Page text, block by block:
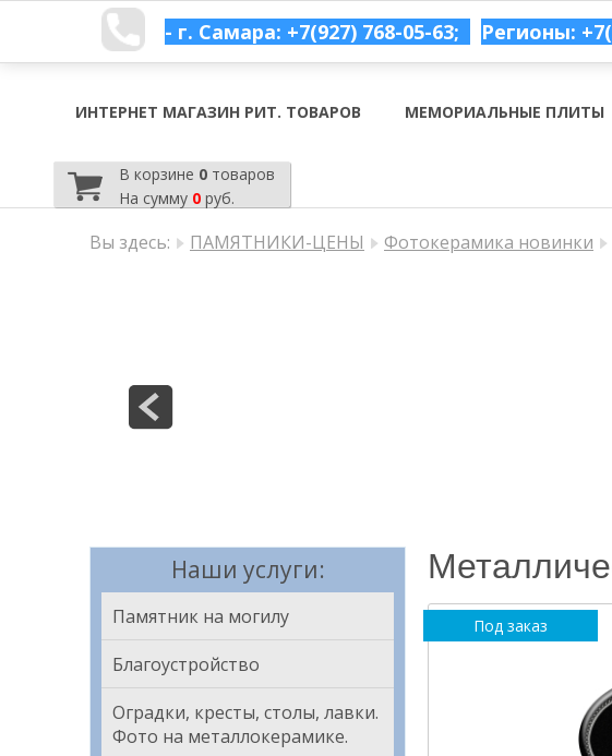
- г. Самара: +7(927) 768-05-63; Регионы:
ИНТЕРНЕТ МАГАЗИН РИТ. ТОВАРОВ МЕМОРИАЛЬНЫЕ ПЛИТЫ
В корзине 0товаров
На сумму 0руб.
Вы здесь: ПАМЯТНИКИ-ЦЕНЫ Фотокерамика новинки
Наши услуги:
Памятник на могилу
Благоустройство
Оградки, кресты, столы, лавки.
Фото на металлокерамике.
Под заказ